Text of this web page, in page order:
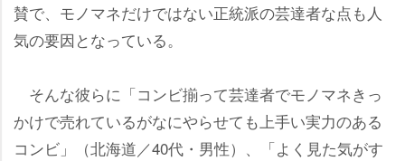
賛で、モノマネだけではない正統派の芸達者な点も人
気の要因となっている。
そんな彼らに「コンビ揃って芸達者でモノマネきっ
かけで売れているがなにやらせても上手い実力のある
コンビ」（北海道／40代・男性）、「よく見た気がす